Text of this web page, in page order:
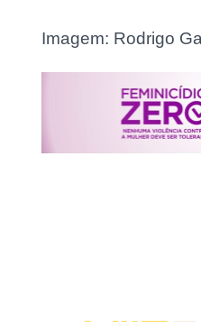
Imagem: Rodrigo